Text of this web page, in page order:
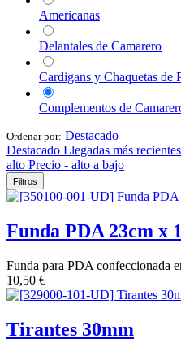
Americanas
Delantales de Camarero
Cardigans y Chaquetas de
Complementos de
Ordenar por: Destacado
Destacado Llegadas más recientes
alto Precio - alto a bajo
Filtros
Funda PDA 23cm x
Funda para PDA confeccionada
10,50 €
Tirantes 30mm